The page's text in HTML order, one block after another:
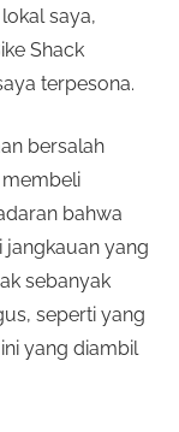
saya,
Shack
terpesona.
bersalah
bahwa
jangkauan yang
sebanyak
seperti yang
yang diambil